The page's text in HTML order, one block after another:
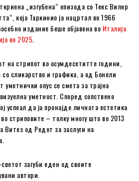
„изгубена“ епизода со Текс Вилер
која Таркинио ја нацртал во 1966
издание беше објавена во Италија
во 2025
на стрипот во осумдесетитте години,
сликарство и графика, а од Бонели
уметнички опус се смета за трајна
уметност. Според сопствено
успеал да ја пронајде личната естетика
стриповите – толку многу што во 2013
Витез од Редот за заслуги на
загуби еден од своите
автори.